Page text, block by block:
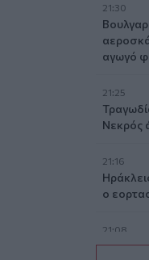
21:30
αγωγό
21:25
Νεκρός
21:16
ο
21:08